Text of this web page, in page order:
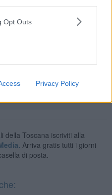
Opt Outs
Privacy Policy
che sei interessato a
meglio?”.
della Toscana iscriviti alla
Arriva gratis tutti i giorni
di posta.